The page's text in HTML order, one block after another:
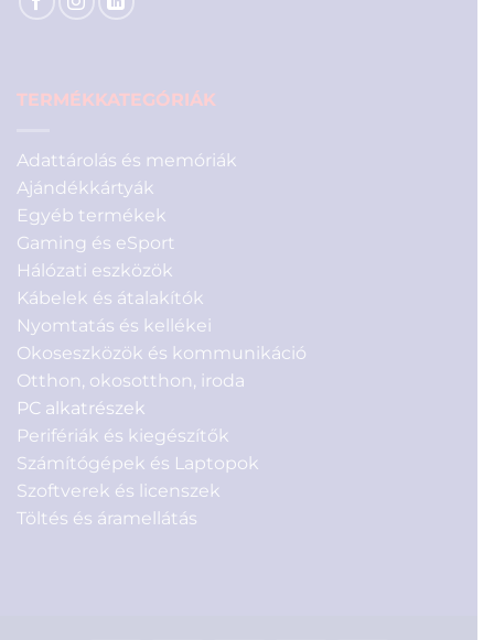
TERMÉKKATEGÓRIÁK
Adattárolás és memóriák
Ajándékkártyák
Egyéb termékek
Gaming és eSport
Hálózati eszközök
Kábelek és átalakítók
Nyomtatás és kellékei
Okoseszközök és kommunikáció
Otthon, okosotthon, iroda
PC alkatrészek
Perifériák és kiegészítők
Számítógépek és Laptopok
Szoftverek és licenszek
Töltés és áramellátás